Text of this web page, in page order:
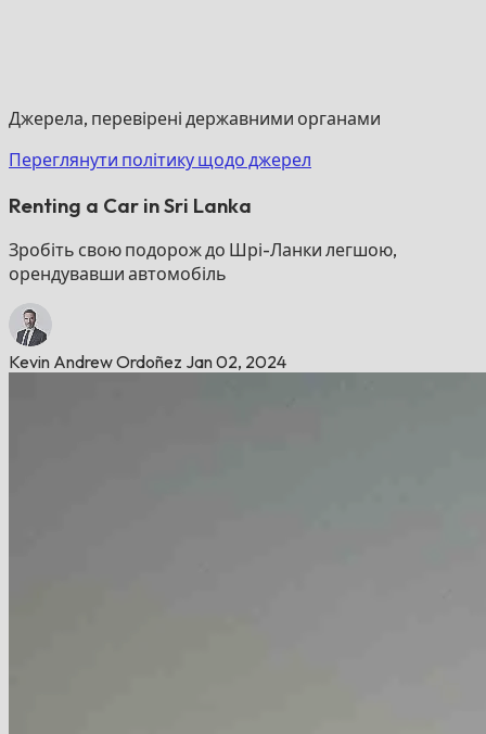
Джерела, перевірені державними органами
Переглянути політику щодо джерел
Renting a Car in Sri Lanka
Зробіть свою подорож до Шрі-Ланки легшою,
орендувавши автомобіль
Kevin Andrew Ordoñez Jan 02, 2024